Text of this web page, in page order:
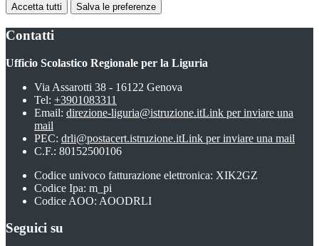
Accetta tutti Salva le preferenze
Contatti
Ufficio Scolastico Regionale per la Liguria
Via Assarotti 38 - 16122 Genova
Tel: +3901083311
Email: direzione-liguria@istruzione.itLink per inviare una
mail
PEC: drli@postacert.istruzione.itLink per inviare una mail
C.F.: 80152500106
Codice univoco fatturazione elettronica: XIK2GZ
Codice Ipa: m_pi
Codice AOO: AOODRLI
Seguici su